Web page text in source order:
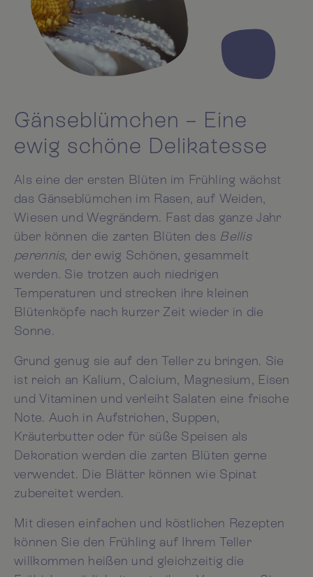
Gänseblümchen – Eine
ewig schöne Delikatesse
Als eine der ersten Blüten im Frühling wächst
das Gänseblümchen im Rasen, auf Weiden,
Wiesen und Wegrändern. Fast das ganze Jahr
über können die zarten Blüten des Bellis
perennis, der ewig Schönen, gesammelt
werden. Sie trotzen auch niedrigen
Temperaturen und strecken ihre kleinen
Blütenköpfe nach kurzer Zeit wieder in die
Sonne.
Grund genug sie auf den Teller zu bringen. Sie
ist reich an Kalium, Calcium, Magnesium, Eisen
und Vitaminen und verleiht Salaten eine frische
Note. Auch in Aufstrichen, Suppen,
Kräuterbutter oder für süße Speisen als
Dekoration werden die zarten Blüten gerne
verwendet. Die Blätter können wie Spinat
zubereitet werden.
Mit diesen einfachen und köstlichen Rezepten
können Sie den Frühling auf Ihrem Teller
willkommen heißen und gleichzeitig die